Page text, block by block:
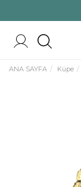
ANA SAYFA Küpe